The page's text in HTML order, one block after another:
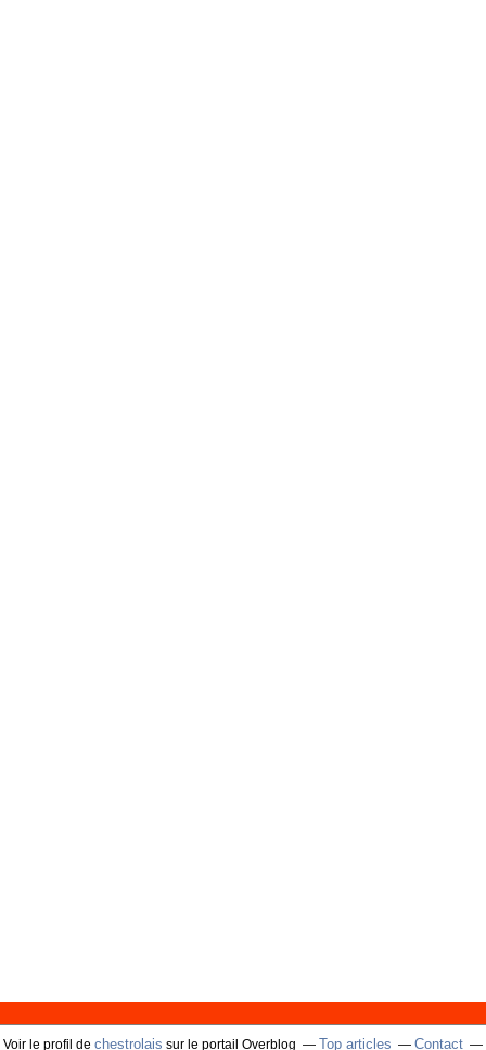
Voir le profil de chestrolais sur le portail Overblog Top articles Contact